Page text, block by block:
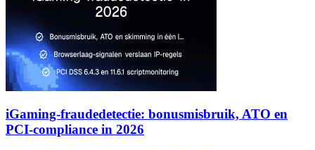
iGaming-fraudedetectie: bonusmisbruik, ATO en
PCI-compliance in 2026